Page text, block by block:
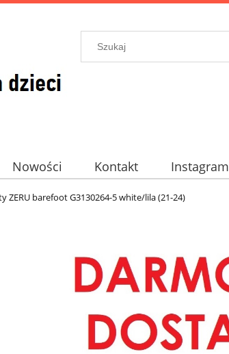
Nowości Kontakt Instagram
ZERU barefoot G3130264-5 white/lila (21-24)